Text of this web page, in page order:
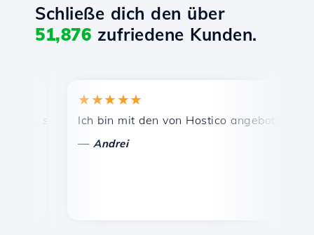
Schließe dich den über
51,876 zufriedene Kunden.
schnelle und effiziente technische Unterstützung.
★★★★★
Ich bin mit den von Hostico angebotenen
Andrei